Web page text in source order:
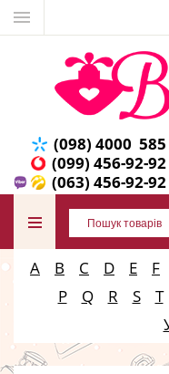
(098) 4000 585
(099) 456-92-92
(063) 456-92-92
A B C D E F
P
Q R S T